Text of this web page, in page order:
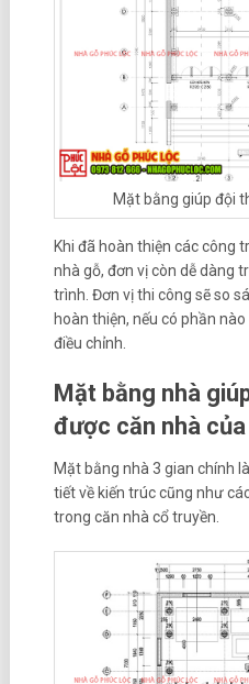
Mặt bằng giúp đội
Khi đã hoàn thiện các công
nhà gỗ, đơn vị còn dễ dàng
trình. Đơn vị thi công sẽ so
hoàn thiện, nếu có phần
điều chỉnh.
Mặt bằng nhà
được căn nhà
Mặt bằng nhà 3 gian chính
tiết về kiến trúc cũng như
trong căn nhà cổ truyền.